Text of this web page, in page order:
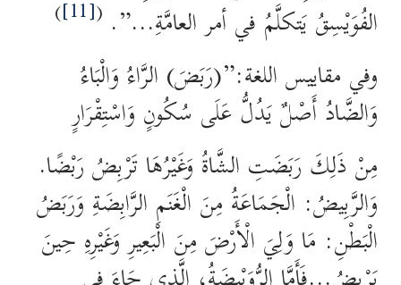
الفُوَيْسِقُ يَتكلَّمُ في أمر العامَّةِ…”. (
[11]
)
وفي مقاييس اللغة:”(رَبَضَ) الرَّاءُ وَالْبَاءُ
وَالضَّادُ أَصْلٌ يَدُلُّ عَلَى سُكُونٍ وَاسْتِقْرَارٍ
مِنْ ذَلِكَ رَبَضَتِ الشَّاةُ وَغَيْرُهَا تَرْبِضُ رَبْضًا.
وَالرَّبِيضُ: الْجَمَاعَةُ مِنَ الْغَنَمِ الرَّابِضَةِ وَرَبَضُ
الْبَطْنِ: مَا وَلِيَ الْأَرْضَ مِنَ الْبَعِيرِ وَغَيْرِهِ حِينَ